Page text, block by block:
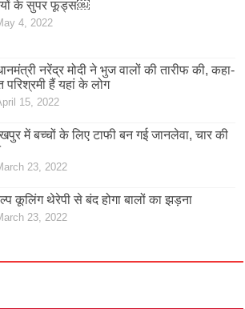
के सुपर फूड्स￼
4, 2022
नरेंद्र मोदी ने भुज वालों की तारीफ की, कहा-
परिश्रमी हैं यहां के लोग
15, 2022
में बच्चों के लिए टाफी बन गई जानलेवा, चार की
23, 2022
कूलिंग थेरेपी से बंद होगा बालों का झड़ना
23, 2022